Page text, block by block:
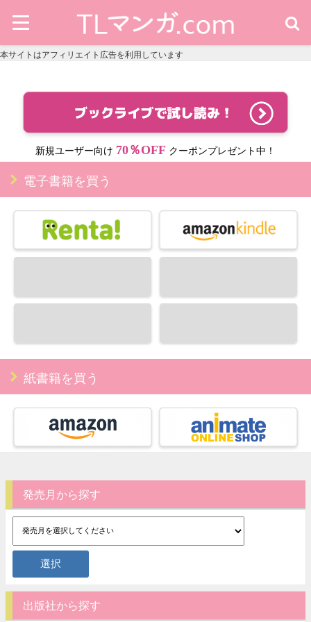
本サイトはアフィリエイト広告を利用しています
新規ユーザー向け 70％OFF クーポンプレゼント中！
電子書籍を買う
紙書籍を買う
発売月から探す
出版社から探す